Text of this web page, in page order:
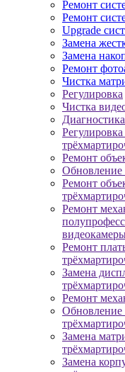
Ремонт
Ремонт
Upgrade
Замена
Замена
Ремонт
Чистка
Регулировка
Чистка
Ремонт
Ремонт
Ремонт
Ремонт
Замена
Ремонт
Замена
Замена